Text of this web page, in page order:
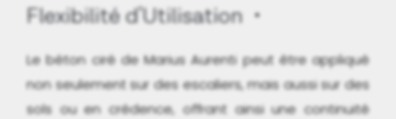
Flexibilité d'Utilisation
Le béton ciré de Marius Aurenti peut être appliqué
non seulement sur des escaliers, mais aussi sur des
sols ou en crédence, offrant ainsi une continuité